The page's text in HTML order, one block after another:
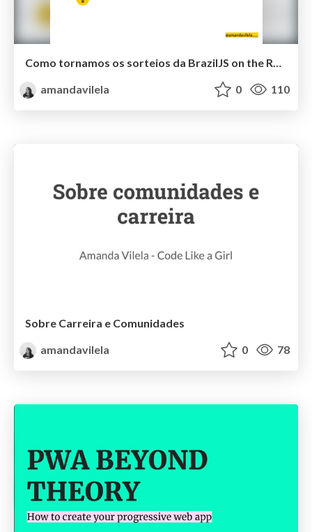
Como tornamos os sorteios da BrazilJS on the Road Sorocaba mais divertidos utilizando JS
amandavilela
0 110
Sobre Carreira e Comunidades
amandavilela
0 78